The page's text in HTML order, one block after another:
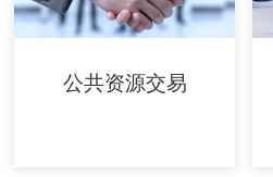
公共资源交易